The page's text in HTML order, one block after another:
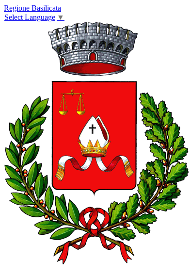
Regione Basilicata
Select Language ▼